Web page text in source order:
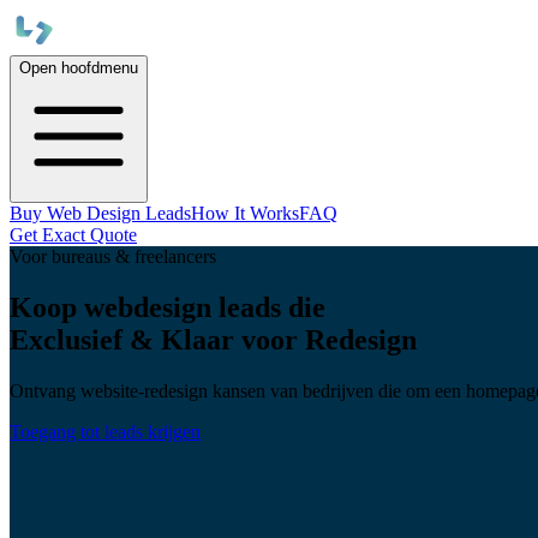
Open hoofdmenu
Buy Web Design LeadsHow It WorksFAQ
Get Exact Quote
Voor bureaus & freelancers
Koop webdesign leads die
Exclusief & Klaar voor Redesign
Ontvang website-redesign kansen van bedrijven die om een
Toegang tot leads krijgen